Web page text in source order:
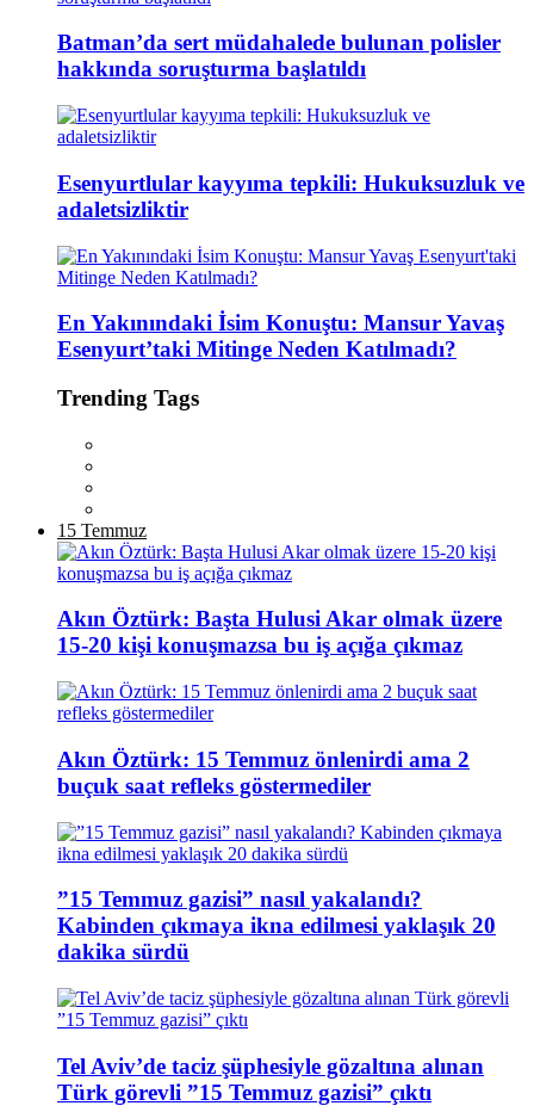
Batman’da sert müdahalede bulunan polisler
hakkında soruşturma başlatıldı
Esenyurtlular kayyıma tepkili: Hukuksuzluk ve
adaletsizliktir
En Yakınındaki İsim Konuştu: Mansur Yavaş
Esenyurt’taki Mitinge Neden Katılmadı?
Trending Tags
15 Temmuz
Akın Öztürk: Başta Hulusi Akar olmak üzere
15-20 kişi konuşmazsa bu iş açığa çıkmaz
Akın Öztürk: 15 Temmuz önlenirdi ama 2
buçuk saat refleks göstermediler
”15 Temmuz gazisi” nasıl yakalandı?
Kabinden çıkmaya ikna edilmesi yaklaşık 20
dakika sürdü
Tel Aviv’de taciz şüphesiyle gözaltına alınan
Türk görevli ”15 Temmuz gazisi” çıktı